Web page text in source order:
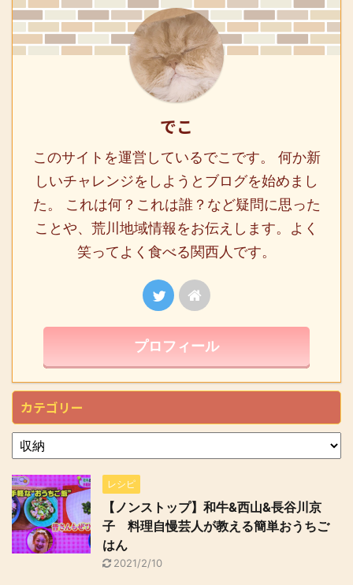
でこ
このサイトを運営しているでこです。 何か新
しいチャレンジをしようとブログを始めまし
た。 これは何？これは誰？など疑問に思った
ことや、荒川地域情報をお伝えします。よく
笑ってよく食べる関西人です。
プロフィール
カテゴリー
レシピ
【ノンストップ】和牛&西山&長谷川京
子 料理自慢芸人が教える簡単おうちご
はん
2021/2/10